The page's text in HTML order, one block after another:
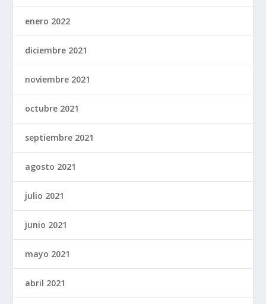
enero 2022
diciembre 2021
noviembre 2021
octubre 2021
septiembre 2021
agosto 2021
julio 2021
junio 2021
mayo 2021
abril 2021